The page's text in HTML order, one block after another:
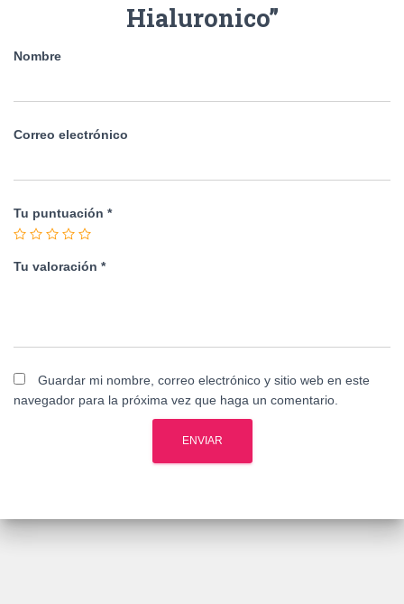
Hialuronico”
Nombre
Correo electrónico
Tu puntuación *
Tu valoración *
Guardar mi nombre, correo electrónico y sitio web en este
navegador para la próxima vez que haga un comentario.